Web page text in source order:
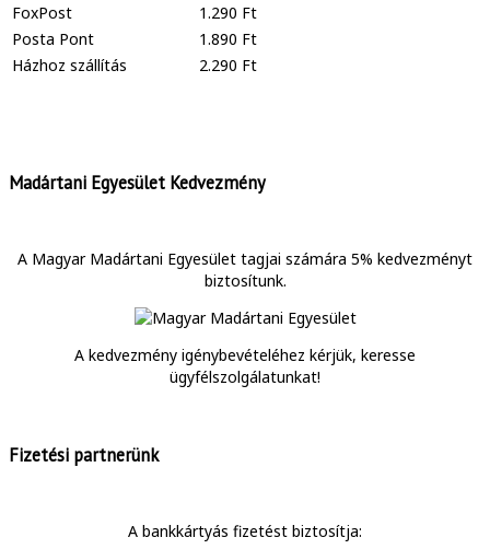
FoxPost
1.290 Ft
Posta Pont
1.890 Ft
Házhoz szállítás
2.290 Ft
Madártani Egyesület Kedvezmény
A Magyar Madártani Egyesület tagjai számára 5% kedvezményt
biztosítunk.
A kedvezmény igénybevételéhez kérjük, keresse
ügyfélszolgálatunkat!
Fizetési partnerünk
A bankkártyás fizetést biztosítja: